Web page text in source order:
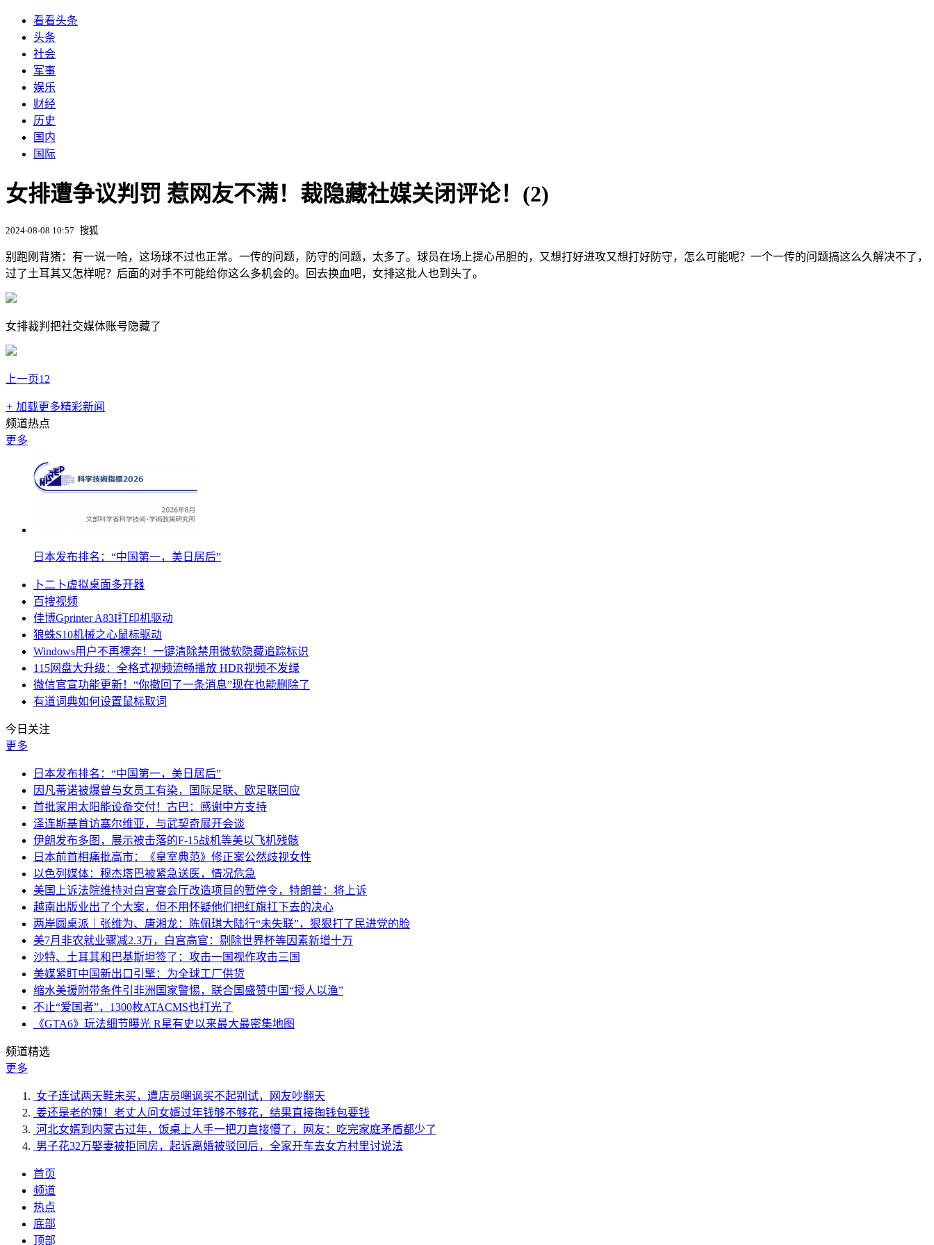
看看头条
头条
社会
军事
娱乐
财经
历史
国内
国际
女排遭争议判罚 惹网友不满！裁隐藏社媒关闭评论！(2)
2024-08-08 10:57 搜狐
别跑刚背猪：有一说一哈，这场球不过也正常。一传的问题，防守的问题，太多了。球员在场上提心吊胆的，又想打好进攻又想打好防守，怎么可能呢？一个一传的问题搞这么久解决不了，
过了土耳其又怎样呢？后面的对手不可能给你这么多机会的。回去换血吧，女排这批人也到头了。
女排裁判把社交媒体账号隐藏了 ​
上一页1 2
+ 加载更多精彩新闻
频道热点
更多
日本发布排名：“中国第一，美日居后”
卜二卜虚拟桌面多开器
百搜视频
佳博Gprinter A83I打印机驱动
狼蛛S10机械之心鼠标驱动
Windows用户不再裸奔！一键清除禁用微软隐藏追踪标识
115网盘大升级：全格式视频流畅播放 HDR视频不发绿
微信官宣功能更新！“你撤回了一条消息”现在也能删除了
有道词典如何设置鼠标取词
今日关注
更多
日本发布排名：“中国第一，美日居后”
因凡蒂诺被爆曾与女员工有染，国际足联、欧足联回应
首批家用太阳能设备交付！古巴：感谢中方支持
泽连斯基首访塞尔维亚，与武契奇展开会谈
伊朗发布多图，展示被击落的F-15战机等美以飞机残骸
日本前首相痛批高市：《皇室典范》修正案公然歧视女性
以色列媒体：穆杰塔巴被紧急送医，情况危急
美国上诉法院维持对白宫宴会厅改造项目的暂停令，特朗普：将上诉
越南出版业出了个大案，但不用怀疑他们把红旗扛下去的决心
两岸圆桌派｜张维为、唐湘龙：陈佩琪大陆行“未失联”，狠狠打了民进党的脸
美7月非农就业骤减2.3万，白宫高官：剔除世界杯等因素新增十万
沙特、土耳其和巴基斯坦签了：攻击一国视作攻击三国
美媒紧盯中国新出口引擎：为全球工厂供货
缩水美援附带条件引非洲国家警惕，联合国盛赞中国“授人以渔”
不止“爱国者”，1300枚ATACMS也打光了
《GTA6》玩法细节曝光 R星有史以来最大最密集地图
频道精选
更多
女子连试两天鞋未买，遭店员嘲讽买不起别试，网友吵翻天
姜还是老的辣！老丈人问女婿过年钱够不够花，结果直接掏钱包要钱
河北女婿到内蒙古过年，饭桌上人手一把刀直接懵了，网友：吃完家庭矛盾都少了
男子花32万娶妻被拒同房，起诉离婚被驳回后，全家开车去女方村里讨说法
首页
频道
热点
底部
顶部